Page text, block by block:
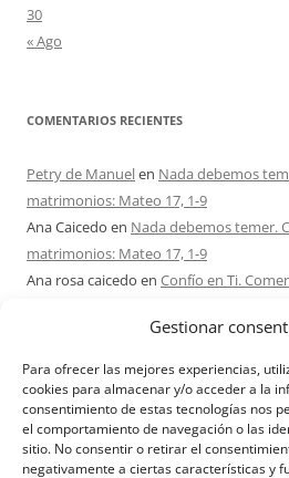
Gestionar
Para ofrecer las mejores experiencias,
cookies para almacenar y/o acceder a la
consentimiento de estas tecnologías nos
el comportamiento de navegación o las
sitio. No consentir o retirar el
negativamente a ciertas características y
30
« Ago
COMENTARIOS RECIENTES
Petry de Manuelen Nada debemos
matrimonios: Mateo 17, 1-9
Ana Caicedo en Nada debemos temer.
matrimonios: Mateo 17, 1-9
Ana rosa caicedo en Confío en Ti.
en¿Ser o hacer?
Mateo 15, 1-2. 10-14
Maria Asuncion Herrero Mendezen
Matrimonios: Mateo 15, 1-2. 10-14